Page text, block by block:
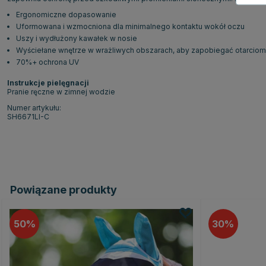
Ergonomiczne dopasowanie
Uformowana i wzmocniona dla minimalnego kontaktu wokół oczu
Uszy i wydłużony kawałek w nosie
Wyściełane wnętrze w wrażliwych obszarach, aby zapobiegać otarciom
70%+ ochrona UV
Instrukcje pielęgnacji
Pranie ręczne w zimnej wodzie
Numer artykułu:
SH6671LI-C
Powiązane produkty
50 30